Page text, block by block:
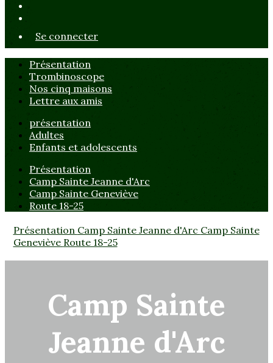
Se connecter
Présentation
Trombinoscope
Nos cinq maisons
Lettre aux amis
présentation
Adultes
Enfants et adolescents
Présentation
Camp Sainte Jeanne d'Arc
Camp Sainte Geneviève
Route 18-25
Présentation Camp Sainte Jeanne d'Arc Camp Sainte
Geneviève Route 18-25
Camp Sainte
Jeanne d'Arc